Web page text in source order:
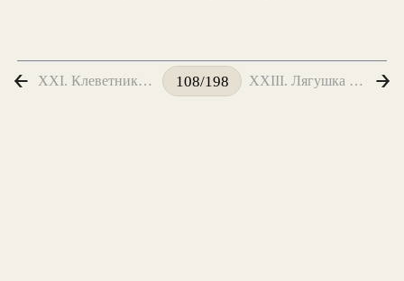
XXI. Клеветник и Змея 108/198 XXIII. Лягушка и Юпитер